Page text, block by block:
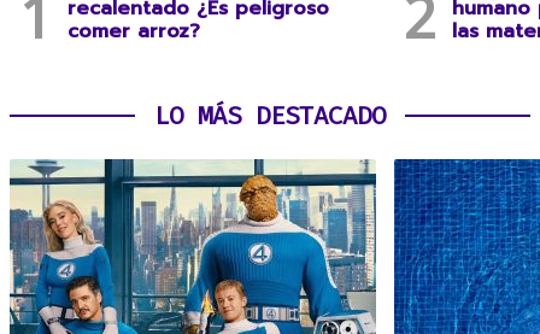
recalentado ¿Es peligroso
comer arroz? las
LO MÁS DESTACADO